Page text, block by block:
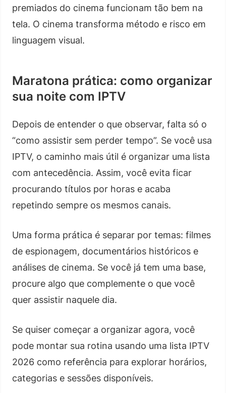
premiados do cinema funcionam tão bem na
tela. O cinema transforma método e risco em
linguagem visual.
Maratona prática: como organizar
sua noite com IPTV
Depois de entender o que observar, falta só o
“como assistir sem perder tempo”. Se você usa
IPTV, o caminho mais útil é organizar uma lista
com antecedência. Assim, você evita ficar
procurando títulos por horas e acaba
repetindo sempre os mesmos canais.
Uma forma prática é separar por temas: filmes
de espionagem, documentários históricos e
análises de cinema. Se você já tem uma base,
procure algo que complemente o que você
quer assistir naquele dia.
Se quiser começar a organizar agora, você
pode montar sua rotina usando uma lista IPTV
2026 como referência para explorar horários,
categorias e sessões disponíveis.